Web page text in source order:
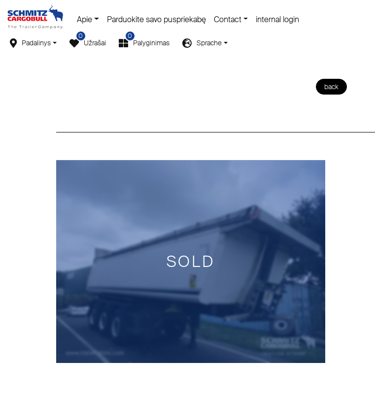
Padalinys Užrašai
0
Palyginimas
0
Sprache
Apie Parduokite savo puspriekabę Contact internal login
back
SOLD